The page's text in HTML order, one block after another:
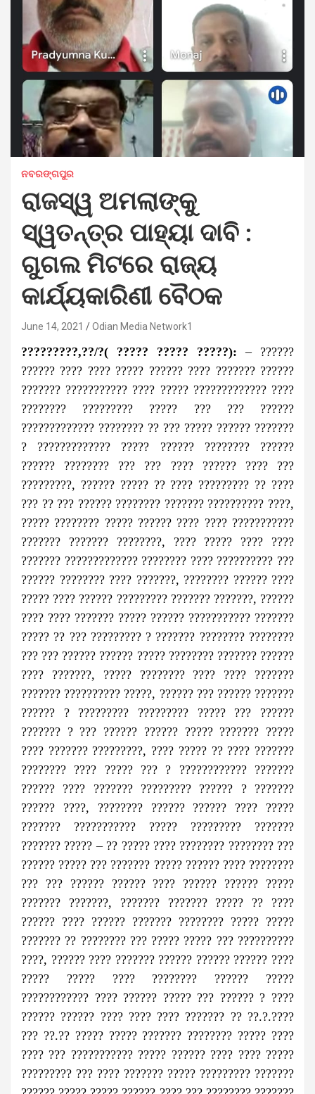
ନବରଙ୍ଗପୁର
ରାଜସ୍ୱ ଅମଲାଙ୍କୁ
ସ୍ୱତନ୍ତ୍ର ପାହ୍ୟା ଦାବି :
ଗୁଗଲ ମିଟରେ ରାଜ୍ୟ
କାର୍ଯ୍ୟକାରିଣୀ ବୈଠକ
June 14, 2021 Odian Media Network1
?????????,??/?( ????? ????? ?????): – ??????
?????? ???? ???? ????? ?????? ???? ??????? ??????
??????? ??????????? ???? ????? ????????????? ????
???????? ????????? ????? ??? ??? ??????
????????????? ???????? ?? ??? ????? ?????? ???????
? ????????????? ????? ?????? ???????? ??????
?????? ???????? ??? ??? ???? ?????? ???? ???
?????????, ?????? ????? ?? ???? ????????? ?? ????
??? ?? ??? ?????? ???????? ??????? ?????????? ????,
????? ???????? ????? ?????? ???? ???? ???????????
??????? ??????? ????????, ???? ????? ???? ????
??????? ????????????? ???????? ???? ?????????? ???
?????? ???????? ???? ???????, ???????? ?????? ????
????? ???? ?????? ????????? ??????? ???????, ??????
???? ???? ??????? ????? ?????? ??????????? ???????
????? ?? ??? ????????? ? ??????? ???????? ????????
??? ??? ?????? ?????? ????? ???????? ??????? ??????
???? ???????, ????? ???????? ???? ???? ???????
??????? ?????????? ?????, ?????? ??? ?????? ???????
?????? ? ????????? ????????? ????? ??? ??????
??????? ? ??? ?????? ?????? ????? ??????? ?????
???? ??????? ?????????, ???? ????? ?? ???? ???????
???????? ???? ????? ??? ? ???????????? ???????
?????? ???? ??????? ????????? ?????? ? ???????
?????? ????, ???????? ?????? ?????? ???? ?????
??????? ??????????? ????? ????????? ???????
??????? ????? – ?? ????? ???? ???????? ???????? ???
?????? ????? ??? ??????? ????? ?????? ???? ????????
??? ??? ?????? ?????? ???? ?????? ?????? ?????
??????? ???????, ??????? ??????? ????? ?? ????
?????? ???? ?????? ??????? ???????? ????? ?????
??????? ?? ???????? ??? ????? ????? ??? ??????????
????, ?????? ???? ??????? ?????? ?????? ?????? ????
????? ????? ???? ???????? ?????? ?????
???????????? ???? ?????? ????? ??? ?????? ? ????
?????? ?????? ???? ???? ???? ??????? ?? ??.?.????
??? ??.?? ????? ????? ??????? ???????? ????? ????
???? ??? ??????????? ????? ?????? ???? ???? ?????
????????? ??? ???? ??????? ????? ????????? ???????